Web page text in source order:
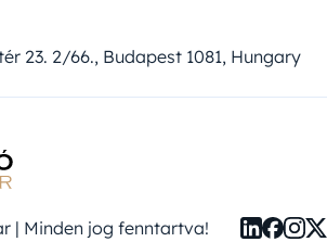
23. 2/66., Budapest 1081, Hungary
| Minden jog fenntartva!